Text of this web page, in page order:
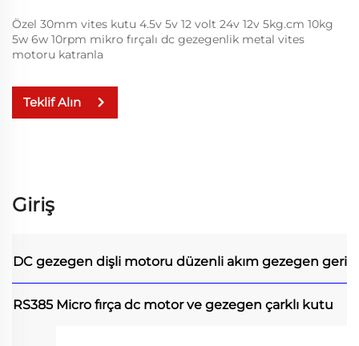
Özel 30mm vites kutu 4.5v 5v 12 volt 24v 12v 5kg.cm 10kg
5w 6w 10rpm mikro fırçalı dc gezegenlik metal vites
motoru katranla
Teklif Alın
Giriş
DC gezegen dişli motoru düzenli akım gezegen geri
RS385 Micro fırça dc motor ve gezegen çarklı kutu